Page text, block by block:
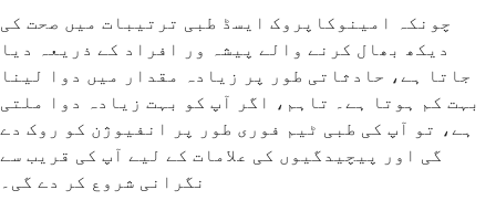
چونکہ امینوکاپروک ایسڈ طبی ترتیبات میں صحت کی
دیکھ بھال کرنے والے پیشہ ور افراد کے ذریعہ دیا
جاتا ہے، حادثاتی طور پر زیادہ مقدار میں دوا لینا
بہت کم ہوتا ہے۔ تاہم، اگر آپ کو بہت زیادہ دوا ملتی
ہے، تو آپ کی طبی ٹیم فوری طور پر انفیوژن کو روک دے
گی اور پیچیدگیوں کی علامات کے لیے آپ کی قریب سے
نگرانی شروع کر دے گی۔